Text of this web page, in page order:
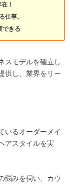
！
仕事。
できる
スモデルを確立し
供し、業界をリー
いるオーダーメイ
アスタイルを実
悩みを伺い、カウ